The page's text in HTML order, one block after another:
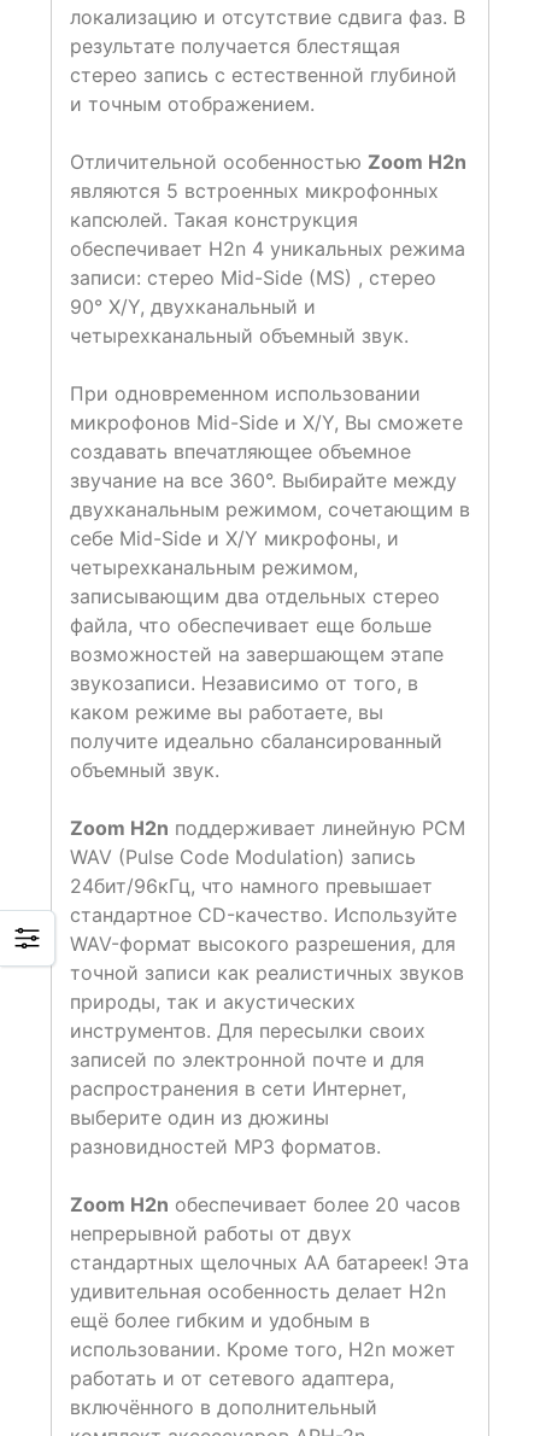
локализацию и отсутствие сдвига фаз. В
результате получается блестящая
стерео запись с естественной глубиной
и точным отображением.
Отличительной особенностью Zoom H2n
являются 5 встроенных микрофонных
капсюлей. Такая конструкция
обеспечивает Н2n 4 уникальных режима
записи: стерео Mid-Side (MS) , стерео
90° X/Y, двухканальный и
четырехканальный объемный звук.
При одновременном использовании
микрофонов Mid-Side и X/Y, Вы сможете
создавать впечатляющее объемное
звучание на все 360°. Выбирайте между
двухканальным режимом, сочетающим в
себе Mid-Side и X/Y микрофоны, и
четырехканальным режимом,
записывающим два отдельных стерео
файла, что обеспечивает еще больше
возможностей на завершающем этапе
звукозаписи. Независимо от того, в
каком режиме вы работаете, вы
получите идеально сбалансированный
объемный звук.
Zoom H2n поддерживает линейную PCM
WAV (Pulse Code Modulation) запись
24бит/96кГц, что намного превышает
стандартное CD-качество. Используйте
WAV-формат высокого разрешения, для
точной записи как реалистичных звуков
природы, так и акустических
инструментов. Для пересылки своих
записей по электронной почте и для
распространения в сети Интернет,
выберите один из дюжины
разновидностей MP3 форматов.
Zoom H2n обеспечивает более 20 часов
непрерывной работы от двух
стандартных щелочных АА батареек! Эта
удивительная особенность делает Н2n
ещё более гибким и удобным в
использовании. Кроме того, Н2n может
работать и от сетевого адаптера,
включённого в дополнительный